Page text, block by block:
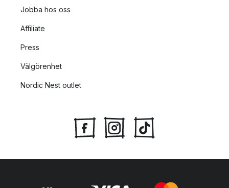
Jobba hos oss
Affiliate
Press
Välgörenhet
Nordic Nest outlet